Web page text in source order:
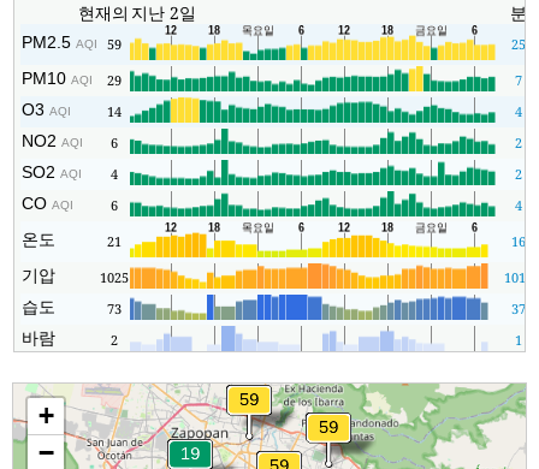
현재의 지난 2일 분
PM2.5AQI 59 25
PM10AQI 29 7
O3AQI 14 4
NO2AQI 6 2
SO2AQI 4 2
COAQI 6 4
온도 21 16
기압 1025 1019
습도 73 37
바람 2 1
+
−